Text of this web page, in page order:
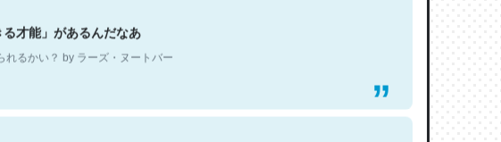
才能」があるんだなあ
るかい？ by ラーズ・ヌートバー